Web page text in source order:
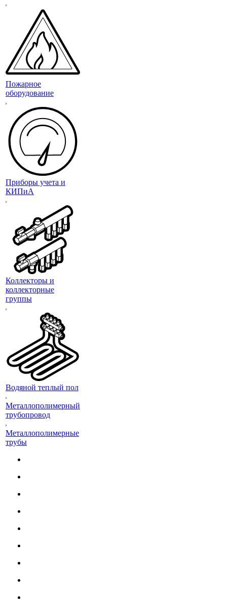
Пожарное
оборудование
Приборы учета и
КИПиА
Коллекторы и
коллекторные
группы
Водяной теплый пол
Металлополимерный
трубопровод
Металлополимерные
трубы